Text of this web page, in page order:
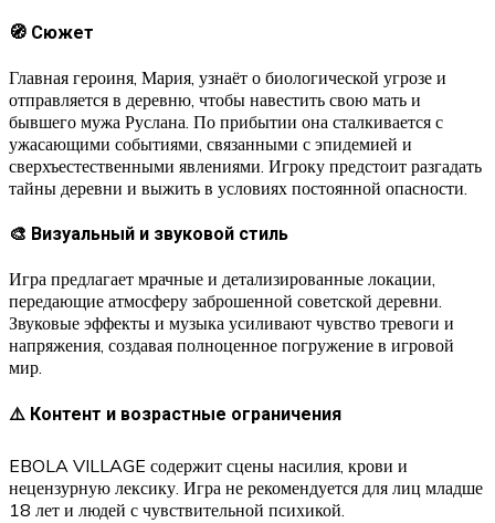
🧭 Сюжет
Главная героиня, Мария, узнаёт о биологической угрозе и
отправляется в деревню, чтобы навестить свою мать и
бывшего мужа Руслана. По прибытии она сталкивается с
ужасающими событиями, связанными с эпидемией и
сверхъестественными явлениями. Игроку предстоит разгадать
тайны деревни и выжить в условиях постоянной опасности.
🎨 Визуальный и звуковой стиль
Игра предлагает мрачные и детализированные локации,
передающие атмосферу заброшенной советской деревни.
Звуковые эффекты и музыка усиливают чувство тревоги и
напряжения, создавая полноценное погружение в игровой
мир.
⚠️ Контент и возрастные ограничения
EBOLA VILLAGE содержит сцены насилия, крови и
нецензурную лексику. Игра не рекомендуется для лиц младше
18 лет и людей с чувствительной психикой.